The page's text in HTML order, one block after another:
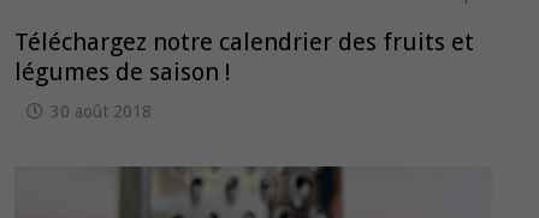
Téléchargez notre calendrier des fruits et
légumes de saison !
30 août 2018